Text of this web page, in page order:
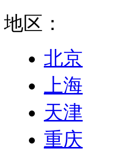
地区：
北京
上海
天津
重庆